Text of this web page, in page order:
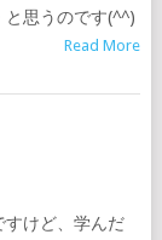
と思うのです(^^)
Read More
すけど、学んだ